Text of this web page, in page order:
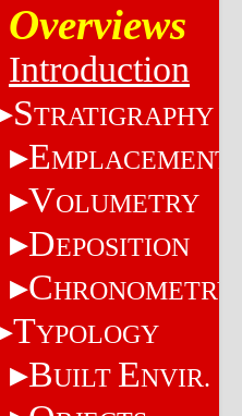
Overviews
Introduction
STRATIGRAPHY
EMPLACEMENT
VOLUMETRY
DEPOSITION
CHRONOMETRY
TYPOLOGY
BUILT ENVIR.